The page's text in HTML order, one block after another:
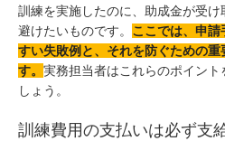
訓練を実施したのに、助成金が受
避けたいものです。 ここでは、申
すい失敗例と、それを防ぐための
す。 実務担当者はこれらのポイン
しょう。
訓練費用の支払いは必ず支